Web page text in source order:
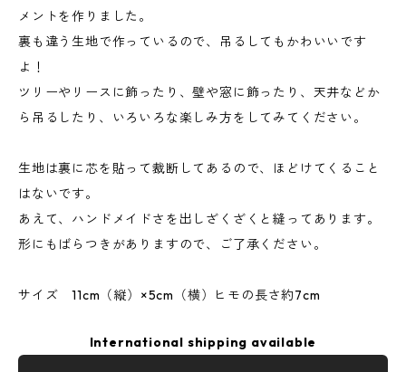
メントを作りました。
裏も違う生地で作っているので、吊るしてもかわいいです
よ！
ツリーやリースに飾ったり、壁や窓に飾ったり、天井などか
ら吊るしたり、いろいろな楽しみ方をしてみてください。
生地は裏に芯を貼って裁断してあるので、ほどけてくること
はないです。
あえて、ハンドメイドさを出しざくざくと縫ってあります。
形にもばらつきがありますので、ご了承ください。
サイズ 11cm（縦）×5cm（横）ヒモの長さ約7cm
International shipping available